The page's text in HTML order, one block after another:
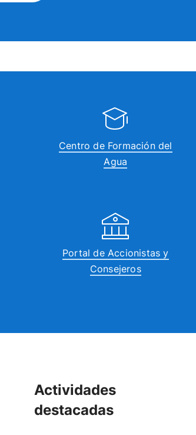
Centro de Formación del
Agua
Portal de Accionistas y
Consejeros
Actividades
destacadas